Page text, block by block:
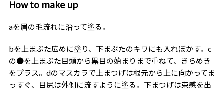
How to make up
aを眉の毛流れに沿って塗る。
bを上まぶた広めに塗り、下まぶたのキワにも入れぼかす。c
の●を上まぶた目頭から黒目の始まりまで重ねて、きらめき
をプラス。dのマスカラで上まつげは根元から上に向かってま
っすぐ、目尻は外側に流すように塗る。下まつげは束感を出